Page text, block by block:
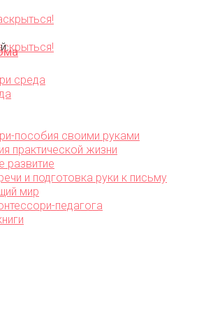
среда
пособия своими руками
практической жизни
развитие
и подготовка руки к письму
мир
педагога